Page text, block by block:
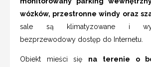
wózków, przestronne windy oraz
sale są klimatyzowane i
bezprzewodowy dostęp do Internetu.
Obiekt mieści się na terenie o